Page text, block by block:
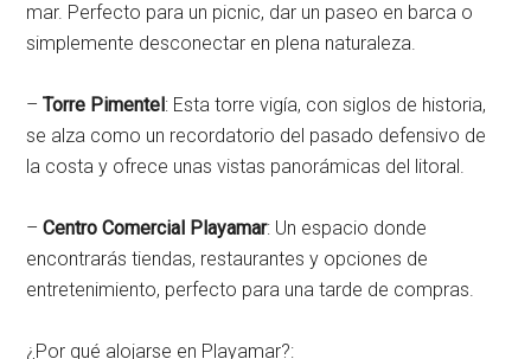
mar. Perfecto para un picnic, dar un paseo en barca o
simplemente desconectar en plena naturaleza.
–Torre Pimentel: Esta torre vigía, con siglos de historia,
se alza como un recordatorio del pasado defensivo de
la costa y ofrece unas vistas panorámicas del litoral.
–Centro Comercial Playamar: Un espacio donde
encontrarás tiendas, restaurantes y opciones de
entretenimiento, perfecto para una tarde de compras.
¿Por qué alojarse en Playamar?: